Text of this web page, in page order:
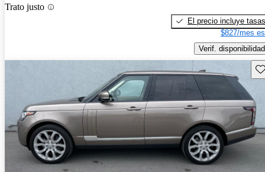
Trato justo
El precio incluye tasas
$827/mes
Verif. disponibilidad